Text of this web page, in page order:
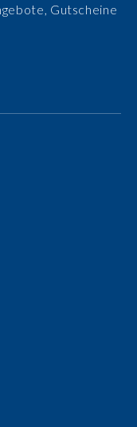
Gutscheine